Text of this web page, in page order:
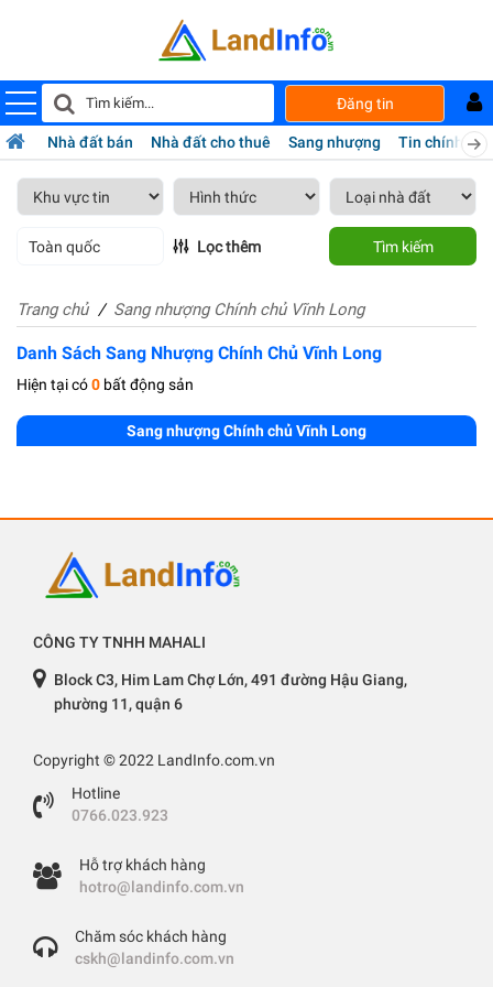
Đăng tin
Nhà đất bán Nhà đất cho thuê Sang nhượng Tin chính chủ
Toàn quốc Lọc thêm Tìm kiếm
Trang chủ Sang nhượng Chính chủ Vĩnh Long
Danh Sách Sang Nhượng Chính Chủ Vĩnh Long
Hiện tại có0 bất động sản
Sang nhượng Chính chủ Vĩnh Long
CÔNG TY TNHH MAHALI
Block C3, Him Lam Chợ Lớn, 491 đường Hậu Giang,
phường 11, quận 6
Copyright © 2022 LandInfo.com.vn
Hotline
0766.023.923
Hỗ trợ khách hàng
hotro@landinfo.com.vn
Chăm sóc khách hàng
cskh@landinfo.com.vn